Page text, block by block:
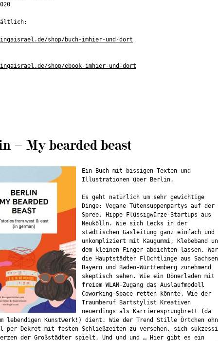
shop/buch-imhier-und-dort
shop/ebook-imhier-und-dort
– My bearded beast
Ein Buch mit bissigen Texten und
Illustrationen über Berlin.
Es geht natürlich um sehr gewichtige
Dinge: Vegane Tütensuppenpartys auf der
Spree. Hippe Flüssigwürze-Startups aus
Neukölln. Wie sich Lecks in der
städtischen Gasleitung ganz einfach und
unkompliziert mit Kaugummi, Klebeband
dem kleinen Finger abdichten lassen.
die Hauptstädter Flüchtlinge aus
Bayern und Baden-Württemberg zunehmend
skeptisch sehen. Wie ein Dönerladen mit
freiem WLAN-Zugang das Auslaufmodell
Coworking-Space retten könnte. Wie der
Traumberuf Bartstylist Kreativen
neuerdings als Karrieresprungbrett (da
lebendigen Kunstwerk!) dient. Wie der Trend Stille Örtchen
per Dekret mit festen Schließzeiten zu versehen, sich
der Großstädter spielt. Und und und … Hier gibt es ein